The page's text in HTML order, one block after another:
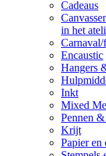
Cadeaus
in het
Carnaval/
Encaustic
Hangers
Inkt
Mixed
Pennen
Krijt
Papier en